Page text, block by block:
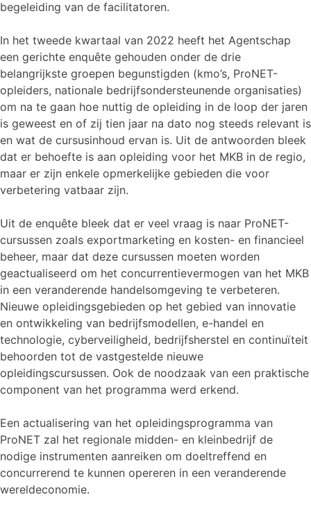
begeleiding van de facilitatoren.
In het tweede kwartaal van 2022 heeft het Agentschap
een gerichte enquête gehouden onder de drie
belangrijkste groepen begunstigden (kmo’s, ProNET-
opleiders, nationale bedrijfsondersteunende organisaties)
om na te gaan hoe nuttig de opleiding in de loop der jaren
is geweest en of zij tien jaar na dato nog steeds relevant is
en wat de cursusinhoud ervan is. Uit de antwoorden bleek
dat er behoefte is aan opleiding voor het MKB in de regio,
maar er zijn enkele opmerkelijke gebieden die voor
verbetering vatbaar zijn.
Uit de enquête bleek dat er veel vraag is naar ProNET-
cursussen zoals exportmarketing en kosten- en financieel
beheer, maar dat deze cursussen moeten worden
geactualiseerd om het concurrentievermogen van het MKB
in een veranderende handelsomgeving te verbeteren.
Nieuwe opleidingsgebieden op het gebied van innovatie
en ontwikkeling van bedrijfsmodellen, e-handel en
technologie, cyberveiligheid, bedrijfsherstel en continuïteit
behoorden tot de vastgestelde nieuwe
opleidingscursussen. Ook de noodzaak van een praktische
component van het programma werd erkend.
Een actualisering van het opleidingsprogramma van
ProNET zal het regionale midden- en kleinbedrijf de
nodige instrumenten aanreiken om doeltreffend en
concurrerend te kunnen opereren in een veranderende
wereldeconomie.